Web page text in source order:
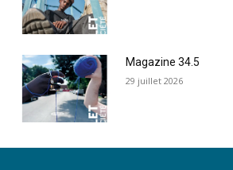
Magazine 34.5
29 juillet 2026